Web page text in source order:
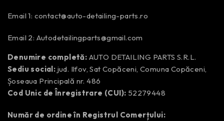
Email 1: contact@auto-detailing-parts.ro
Email 2: Autodetailingparts@gmail.com
Denumire completă: AUTO DETAILING PARTS S.R.L.
Sediu social: jud. Ilfov, Sat Copăceni, Comuna Copăceni,
Șoseaua Principală nr. 486
Cod Unic de Înregistrare (CUI): 52279448
Număr de ordine în Registrul Comerțului: